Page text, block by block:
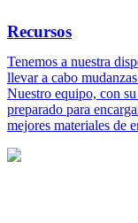
Recursos
Tenemos a nuestra
llevar a cabo
Nuestro equipo, con
preparado para
mejores materiales de